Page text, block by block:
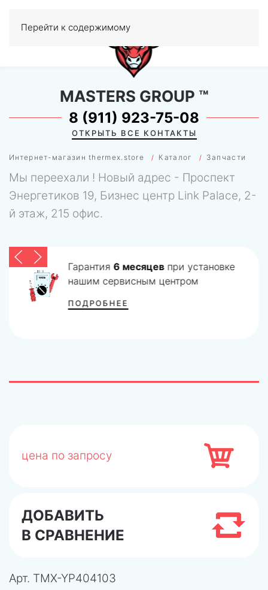
Перейти к содержимому
0
Интернет-магазин thermex.store Каталог Запчасти
MASTERS GROUP ™
8 (911) 923-75-08
ОТКРЫТЬ ВСЕ КОНТАКТЫ
Мы переехали ! Новый адрес - Проспект
Энергетиков 19, Бизнес центр Link Palace, 2-
й этаж, 215 офис.
Гарантия 6 месяцевпри установке
нашим сервисным центром
ПОДРОБНЕЕ
цена по запросу
ДОБАВИТЬ
В СРАВНЕНИЕ
Арт. TMX-YP404103